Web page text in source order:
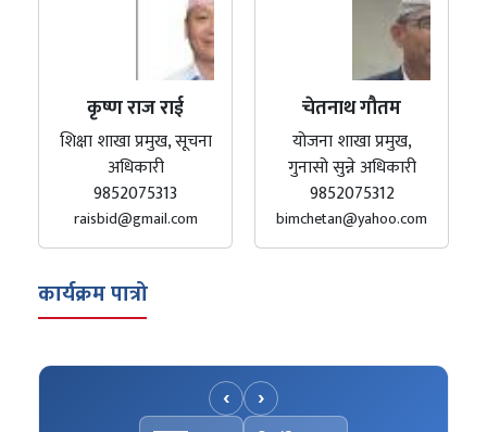
कृष्ण राज राई
शिक्षा शाखा प्रमुख, सूचना
अधिकारी
9852075313
raisbid@gmail.com
चेतनाथ गौतम
योजना शाखा प्रमुख,
गुनासो सुन्ने अधिकारी
9852075312
bimchetan@yahoo.com
कार्यक्रम पात्रो
‹ ›